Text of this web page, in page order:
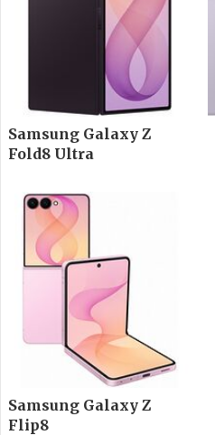
Samsung Galaxy Z
Fold8 Ultra
Samsung Galaxy Z
Flip8